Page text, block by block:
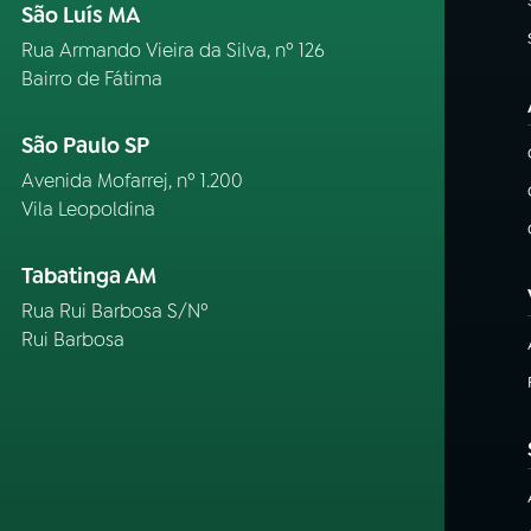
São Luís MA
Rua Armando Vieira da Silva, nº 126
Bairro de Fátima
São Paulo SP
Avenida Mofarrej, nº 1.200
Vila Leopoldina
Tabatinga AM
Rua Rui Barbosa S/Nº
Rui Barbosa